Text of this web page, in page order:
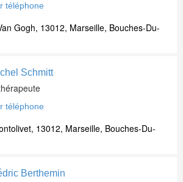
téléphone
Gogh, 13012, Marseille, Bouches-Du-
Schmitt
téléphone
13012, Marseille, Bouches-Du-
Berthemin